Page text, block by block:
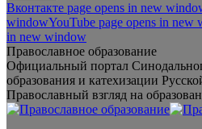
Вконтакте page opens in new
windowYouTube page opens in new
in new window
Православное образование
Официальный портал
образования и катехизации
Православный взгляд на